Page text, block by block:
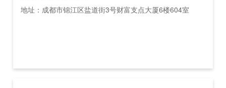
地址：成都市锦江区盐道街3号财富支点大厦6楼604室